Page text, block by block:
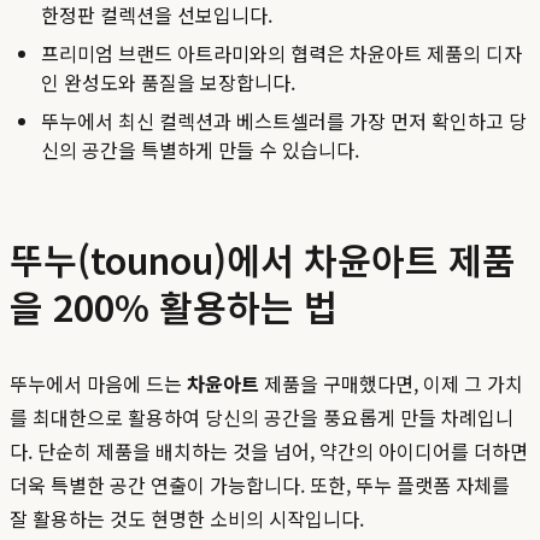
한정판 컬렉션을 선보입니다.
프리미엄 브랜드 아트라미와의 협력은 차윤아트 제품의 디자
인 완성도와 품질을 보장합니다.
뚜누에서 최신 컬렉션과 베스트셀러를 가장 먼저 확인하고 당
신의 공간을 특별하게 만들 수 있습니다.
뚜누(tounou)에서 차윤아트 제품
을 200% 활용하는 법
뚜누에서 마음에 드는 차윤아트 제품을 구매했다면, 이제 그 가치
를 최대한으로 활용하여 당신의 공간을 풍요롭게 만들 차례입니
다. 단순히 제품을 배치하는 것을 넘어, 약간의 아이디어를 더하면
더욱 특별한 공간 연출이 가능합니다. 또한, 뚜누 플랫폼 자체를
잘 활용하는 것도 현명한 소비의 시작입니다.